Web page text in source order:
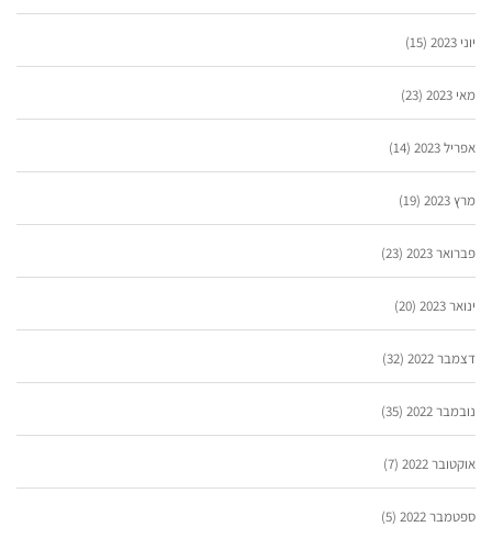
יוני 2023 (15)
מאי 2023 (23)
אפריל 2023 (14)
מרץ 2023 (19)
פברואר 2023 (23)
ינואר 2023 (20)
דצמבר 2022 (32)
נובמבר 2022 (35)
אוקטובר 2022 (7)
ספטמבר 2022 (5)